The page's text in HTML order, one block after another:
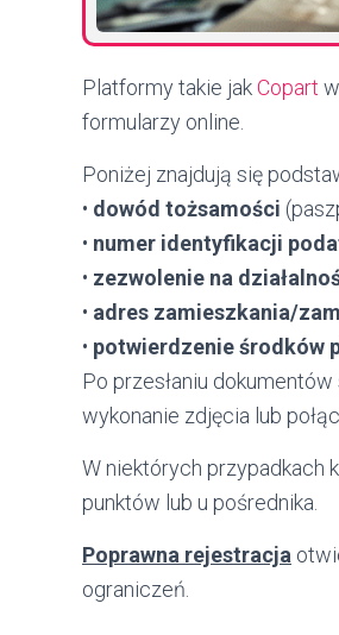
Platformy takie jakCopart
formularzy online.
Poniżej znajdują się
• dowód tożsamości
• numer identyfikacji
• zezwolenie na
• adres zamieszkania/
• potwierdzenie środków
Po przesłaniu
wykonanie zdjęcia lub
W niektórych przypadkach
punktów lub u pośrednika.
Poprawna rejestracja
ograniczeń.